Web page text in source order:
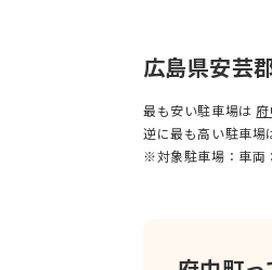
形態：平置
広島県安芸
最も安い駐車場は
逆に最も高い駐車場
※対象駐車場：車両